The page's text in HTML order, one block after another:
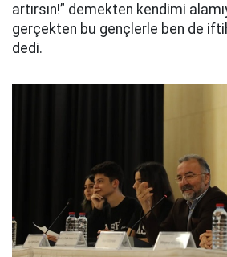
artırsın!” demekten kendimi
gerçekten bu gençlerle ben de
dedi.